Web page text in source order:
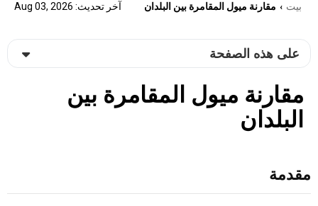
بيت › مقارنة ميول المقامرة بين البلدان آخر تحديث: Aug 03, 2026
على هذه الصفحة
مقارنة ميول المقامرة بين
البلدان
مقدمة